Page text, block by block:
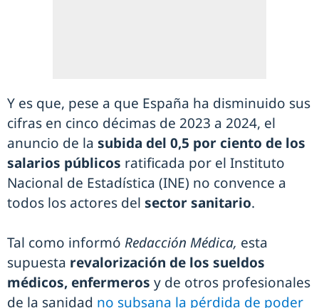
Y es que, pese a que España ha disminuido sus
cifras en cinco décimas de 2023 a 2024, el
anuncio de la subida del 0,5 por ciento de los
salarios públicos ratificada por el Instituto
Nacional de Estadística (INE) no convence a
todos los actores del sector sanitario.
Tal como informó Redacción Médica, esta
supuesta revalorización de los sueldos
médicos, enfermeros y de otros profesionales
de la sanidad no subsana la pérdida de poder